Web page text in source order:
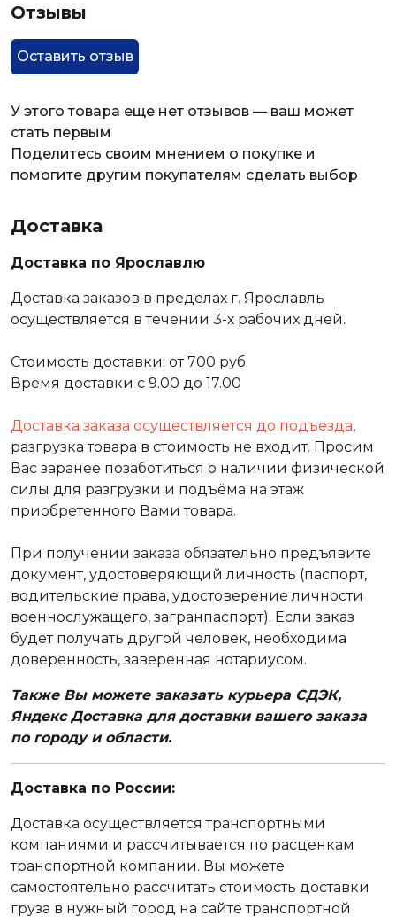
Отзывы
Оставить отзыв
У этого товара еще нет отзывов — ваш может
стать первым
Поделитесь своим мнением о покупке и
помогите другим покупателям сделать выбор
Доставка
Доставка по Ярославлю
Доставка заказов в пределах г. Ярославль
осуществляется в течении 3-х рабочих дней.
Стоимость доставки: от 700 руб.
Время доставки с 9.00 до 17.00
Доставка заказа осуществляется до подъезда,
разгрузка товара в стоимость не входит. Просим
Вас заранее позаботиться о наличии физической
силы для разгрузки и подъёма на этаж
приобретенного Вами товара.
При получении заказа обязательно предъявите
документ, удостоверяющий личность (паспорт,
водительские права, удостоверение личности
военнослужащего, загранпаспорт). Если заказ
будет получать другой человек, необходима
доверенность, заверенная нотариусом.
Также Вы можете заказать курьера СДЭК,
Яндекс Доставка для доставки вашего заказа
по городу и области.
Доставка по России:
Доставка осуществляется транспортными
компаниями и рассчитывается по расценкам
транспортной компании. Вы можете
самостоятельно рассчитать стоимость доставки
груза в нужный город на сайте транспортной